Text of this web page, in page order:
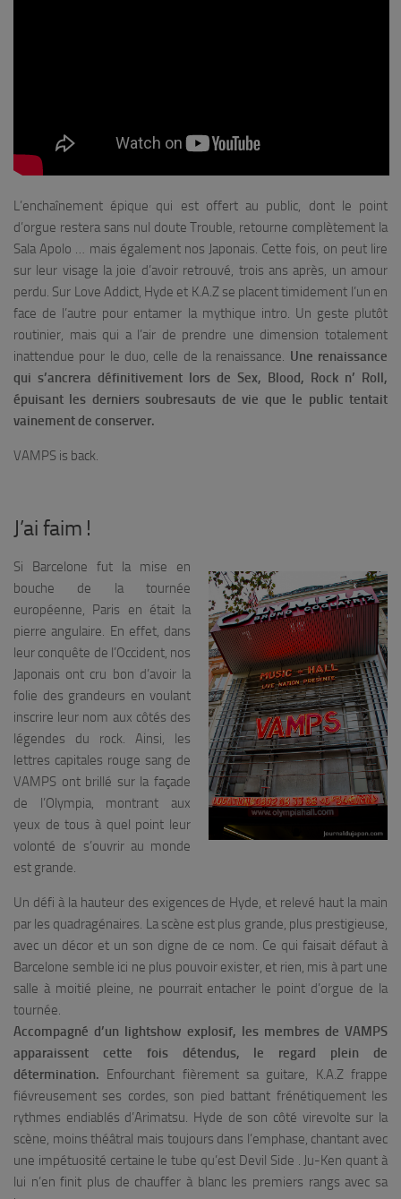
L’enchaînement épique qui est offert au public, dont le point
d’orgue restera sans nul douteTrouble, retourne complètement la
Sala Apolo … mais également nos Japonais. Cette fois, on peut lire
sur leur visage la joie d’avoir retrouvé, trois ans après, un amour
perdu. Sur Love Addict, Hyde et K.A.Z se placent timidement l’un en
face de l’autre pour entamer la mythique intro. Un geste plutôt
routinier, mais qui a l’air de prendre une dimension totalement
inattendue pour le duo, celle de la renaissance. Une renaissance
qui s’ancrera définitivement lors de Sex, Blood, Rock n’ Roll,
épuisant les derniers soubresauts de vie que le public tentait
vainement de conserver.
VAMPS is back.
J’ai faim !
Si Barcelone fut la mise en
bouche de la tournée
européenne, Paris en était la
pierre angulaire. En effet, dans
leur conquête de l’Occident, nos
Japonais ont cru bon d’avoir la
folie des grandeurs en voulant
inscrire leur nom aux côtés des
légendes du rock. Ainsi, les
lettres capitales rouge sang de
VAMPS ont brillé sur la façade
de l’Olympia, montrant aux
yeux de tous à quel point leur
volonté de s’ouvrir au monde
est grande.
Un défi à la hauteur des exigences de Hyde, et relevé haut la main
par les quadragénaires. La scène est plus grande, plus prestigieuse,
avec un décor et un son digne de ce nom. Ce qui faisait défaut à
Barcelone semble ici ne plus pouvoir exister, et rien, mis à part une
salle à moitié pleine, ne pourrait entacher le point d’orgue de la
tournée.
Accompagné d’un lightshow explosif, les membres de VAMPS
apparaissent cette fois détendus, le regard plein de
détermination. Enfourchant fièrement sa guitare, K.A.Z frappe
fiévreusement ses cordes, son pied battant frénétiquement les
rythmes endiablés d’Arimatsu. Hyde de son côté virevolte sur la
scène, moins théâtral mais toujours dans l’emphase, chantant avec
une impétuosité certaine le tube qu’est Devil Side . Ju-Ken quant à
lui n’en finit plus de chauffer à blanc les premiers rangs avec sa